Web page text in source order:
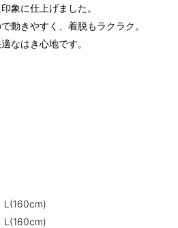
象に仕上げました。
動きやすく、着脱もラクラク。
なはき心地です。
L(160cm)
L(160cm)